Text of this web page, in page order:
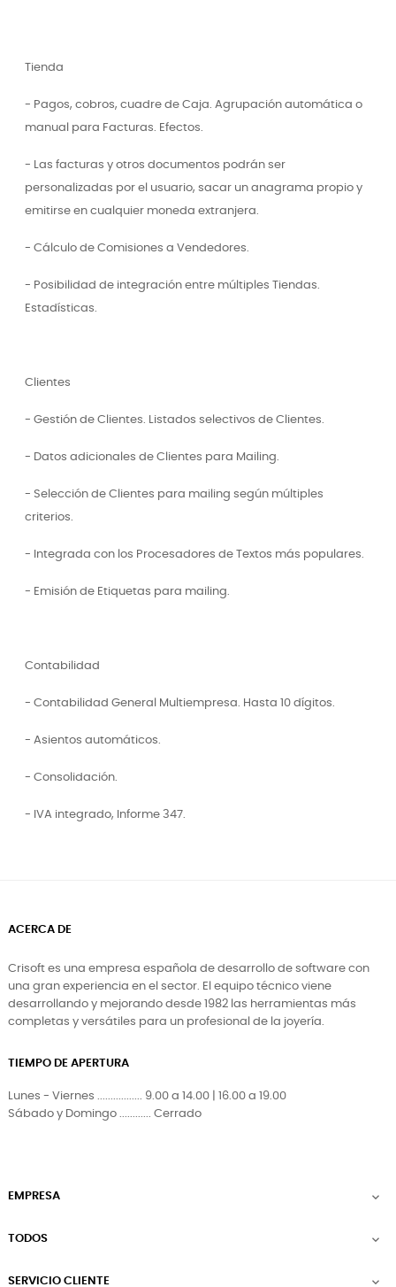
Tienda
- Pagos, cobros, cuadre de Caja. Agrupación automática o
manual para Facturas. Efectos.
- Las facturas y otros documentos podrán ser
personalizadas por el usuario, sacar un anagrama propio y
emitirse en cualquier moneda extranjera.
- Cálculo de Comisiones a Vendedores.
- Posibilidad de integración entre múltiples Tiendas.
Estadísticas.
Clientes
- Gestión de Clientes. Listados selectivos de Clientes.
- Datos adicionales de Clientes para Mailing.
- Selección de Clientes para mailing según múltiples
criterios.
- Integrada con los Procesadores de Textos más populares.
- Emisión de Etiquetas para mailing.
Contabilidad
- Contabilidad General Multiempresa. Hasta 10 dígitos.
- Asientos automáticos.
- Consolidación.
- IVA integrado, Informe 347.
ACERCA DE
Crisoft es una empresa española de desarrollo de software con
una gran experiencia en el sector. El equipo técnico viene
desarrollando y mejorando desde 1982 las herramientas más
completas y versátiles para un profesional de la joyería.
TIEMPO DE APERTURA
Lunes - Viernes ................. 9.00 a 14.00 | 16.00 a 19.00
Sábado y Domingo ............ Cerrado
EMPRESA 
TODOS 
SERVICIO CLIENTE 